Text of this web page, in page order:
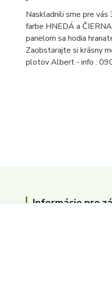
Naskladnili sme pre vás
farbe HNEDÁ a
panelom sa hodia
Zaobstarajte si krásny
plotov Albert - info :
Informácie pre